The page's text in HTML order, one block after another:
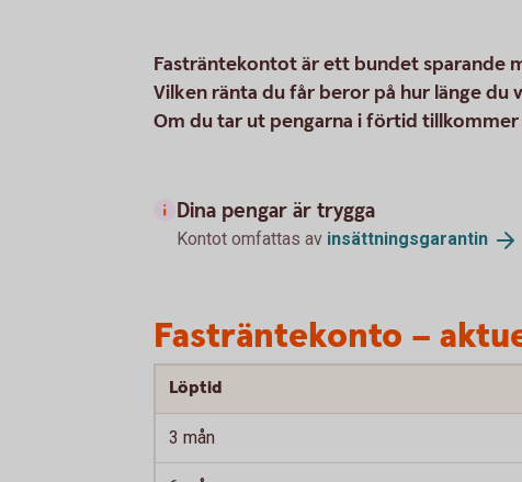
Fasträntekontot är ett bundet sparande
Vilken ränta du får beror på hur länge du
Om du tar ut pengarna i förtid
Dina pengar är trygga
Kontot omfattas av insättningsgarantin
Fasträntekonto –
Löptid
3 mån